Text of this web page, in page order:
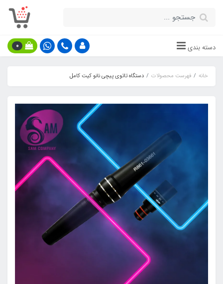
دسته بندی 0
خانه فهرست محصولات دستگاه تاتوی پیچی نانو کیت کامل